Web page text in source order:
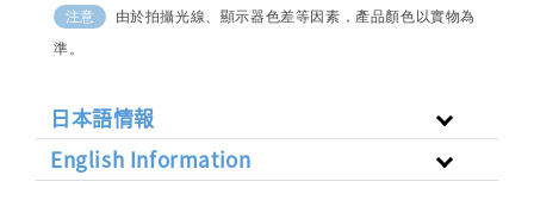
注意
由於拍攝光線、顯示器色差等因素，產品顏色以實物為
準。
日本語情報
English Information